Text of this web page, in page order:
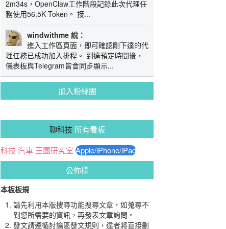
2m34s，OpenClaw工作階段記錄此次代理任
務使用56.5K Token。 接...
windwithme 說：
進入工作區頁面，即可確認剛下達的代
理任務已成功加入排程。 到達預定時間後，
儀表板與Telegram皆會同步顯示...
加入粉絲團
聊科技 所有看板
科技 汽車 王團研究室 Apple/iPhone/iPad
公佈欄
本板板規
請先利用本版搜尋功能搜尋文章，如蒐尋不
到您所需要的資訊，再發表文章詢問。
發文請遵循討論區發文規則，違者將直接刪